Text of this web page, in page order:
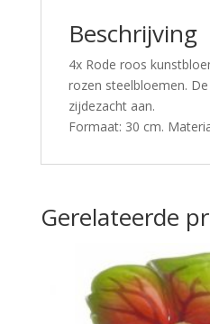
Beschrijving
4x Rode roos
rozen steelbloemen.
zijdezacht aan.
Formaat: 30 cm.
Gerelateerde